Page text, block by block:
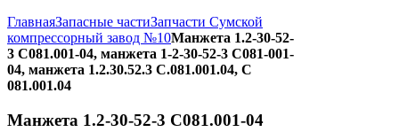
ГлавнаяЗапасные частиЗапчасти Сумской
компрессорный завод №10Манжета 1.2-30-52-
3 С081.001-04, манжета 1-2-30-52-3 С081-001-
04, манжета 1.2.30.52.3 С.081.001.04, С
081.001.04
Манжета 1.2-30-52-3 С081.001-04